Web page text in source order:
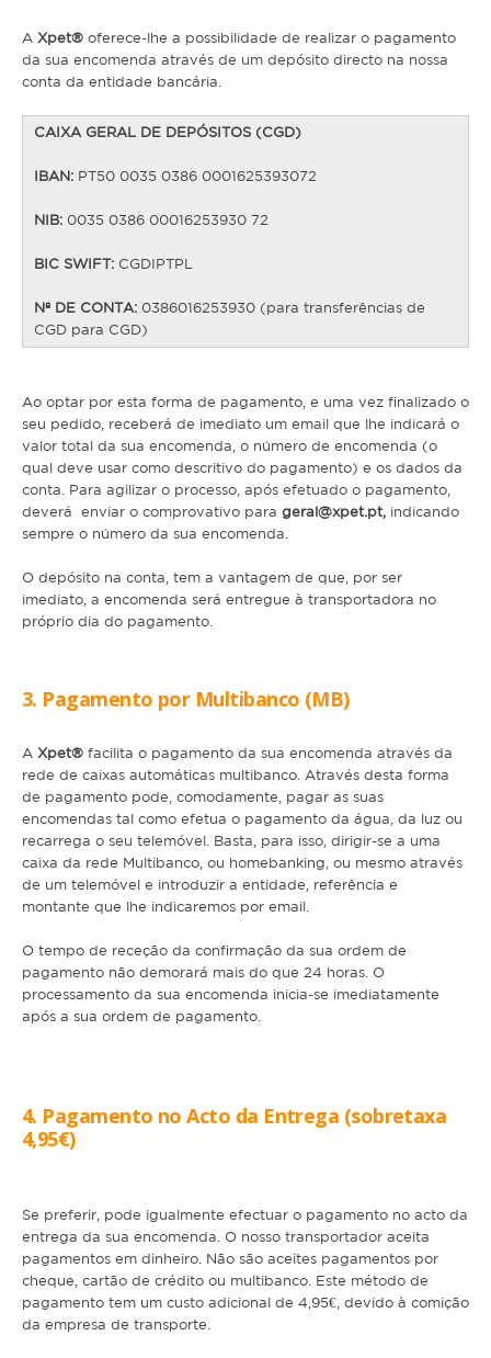
Médias
Grandes
Répteis
Tartaruga
Lagarto
Serpente
ACESSÓRIOS
Júnior
Adulto
Sénior
Gato
Júnior
Adulto
Coelho
Porquinho da Índia
Chinchila
Furão
Gerbo
Degu
Hamster
Esquilo
Pequenas
Médias
Grandes
A Xpet® oferece-lhe a possibilidade de realizar o pagamento
da sua encomenda através de um depósito directo na nossa
conta da entidade bancária.
CAIXA GERAL DE DEPÓSITOS (CGD)
IBAN: PT50 0035 0386 0001625393072
NIB: 0035 0386 00016253930 72
BIC SWIFT: CGDIPTPL
Nº DE CONTA: 0386016253930 (para transferências de
CGD para CGD)
Ao optar por esta forma de pagamento, e uma vez finalizado o
seu pedido, receberá de imediato um email que lhe indicará o
valor total da sua encomenda, o número de encomenda (o
qual deve usar como descritivo do pagamento) e os dados da
conta. ​Para agilizar o processo, após efetuado o pagamento,
deverá enviar o comprovativo para geral@xpet.pt, indicando
sempre o número da sua encomenda.
O depósito na conta, tem a vantagem de que, por ser
imediato, a encomenda será entregue à transportadora no
próprio dia do pagamento.
3. Pagamento por Multibanco (MB)
A Xpet® facilita o pagamento da sua encomenda através da
rede de caixas automáticas multibanco. Através desta forma
de pagamento pode, comodamente, pagar as suas
encomendas tal como efetua o pagamento da água, da luz ou
recarrega o seu telemóvel. Basta, para isso, dirigir-se a uma
caixa da rede Multibanco, ou homebanking, ou mesmo através
de um telemóvel e introduzir a entidade, referência e
montante que lhe indicaremos por email.
O tempo de receção da confirmação da sua ordem de
pagamento não demorará mais do que 24 horas. O
processamento da sua encomenda inicia-se imediatamente
após a sua ordem de pagamento.
4. Pagamento no Acto da Entrega (sobretaxa
4,95€)
Se preferir, pode igualmente efectuar o pagamento no acto da
entrega da sua encomenda. O nosso transportador aceita
pagamentos em dinheiro. Não são aceites pagamentos por
cheque, cartão de crédito ou multibanco. Este método de
pagamento tem um custo adicional de 4,95€, devido à comição
da empresa de transporte.